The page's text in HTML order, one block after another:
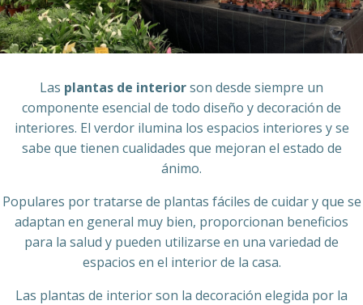
Las plantas de interiorson desde siempre un
componente esencial de todo diseño y decoración de
interiores. El verdor ilumina los espacios interiores y se
sabe que tienen cualidades que mejoran el estado de
ánimo.
Populares por tratarse de plantas fáciles de cuidar y que se
adaptan en general muy bien, proporcionan beneficios
para la salud y pueden utilizarse en una variedad de
espacios en el interior de la casa.
Las plantas de interior son la decoración elegida por la